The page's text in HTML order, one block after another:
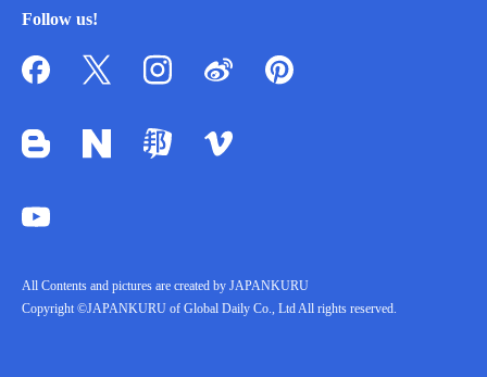
Follow us!
All Contents and pictures are created by JAPANKURU
Copyright ©JAPANKURU of Global Daily Co., Ltd All rights reserved.